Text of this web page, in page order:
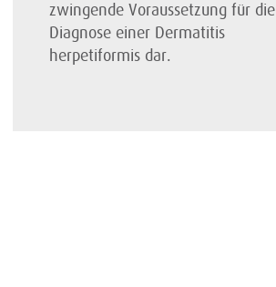
zwingende Voraussetzung für die
Diagnose einer Dermatitis
herpetiformis dar.